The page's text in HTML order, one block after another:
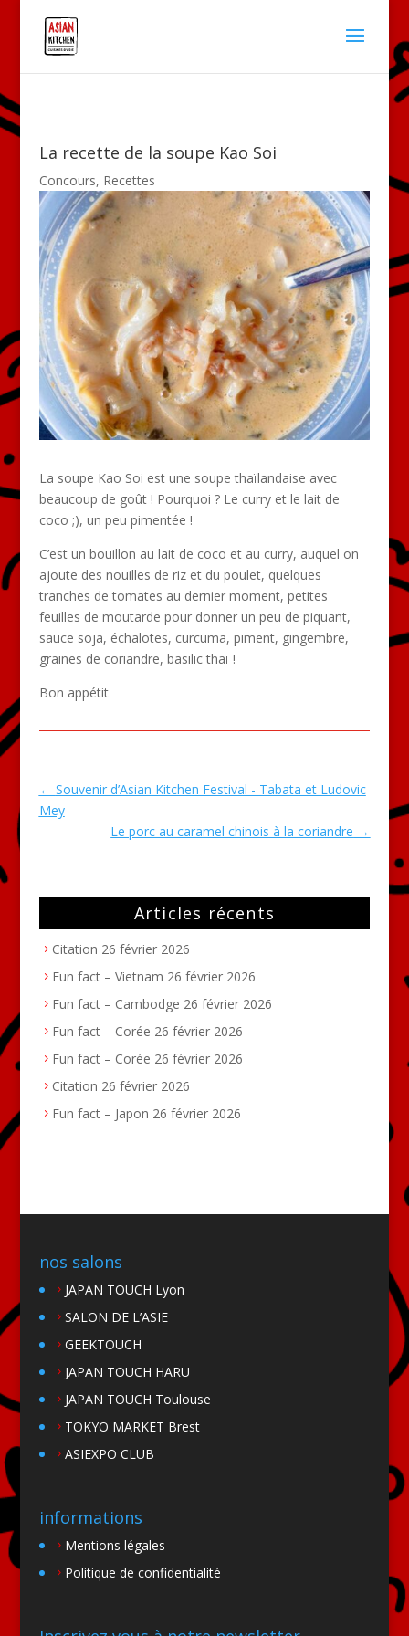
La recette de la soupe Kao Soi
Concours, Recettes
La soupe Kao Soi est une soupe thaïlandaise avec
beaucoup de goût ! Pourquoi ? Le curry et le lait de
coco ;), un peu pimentée !
C’est un bouillon au lait de coco et au curry, auquel on
ajoute des nouilles de riz et du poulet, quelques
tranches de tomates au dernier moment, petites
feuilles de moutarde pour donner un peu de piquant,
sauce soja, échalotes, curcuma, piment, gingembre,
graines de coriandre, basilic thaï !
Bon appétit
← Souvenir d’Asian Kitchen Festival - Tabata et Ludovic
Mey
Le porc au caramel chinois à la coriandre →
Articles récents
Citation 26 février 2026
Fun fact – Vietnam 26 février 2026
Fun fact – Cambodge 26 février 2026
Fun fact – Corée 26 février 2026
Fun fact – Corée 26 février 2026
Citation 26 février 2026
Fun fact – Japon 26 février 2026
nos salons
JAPAN TOUCH Lyon
SALON DE L’ASIE
GEEKTOUCH
JAPAN TOUCH HARU
JAPAN TOUCH Toulouse
TOKYO MARKET Brest
ASIEXPO CLUB
informations
Mentions légales
Politique de confidentialité